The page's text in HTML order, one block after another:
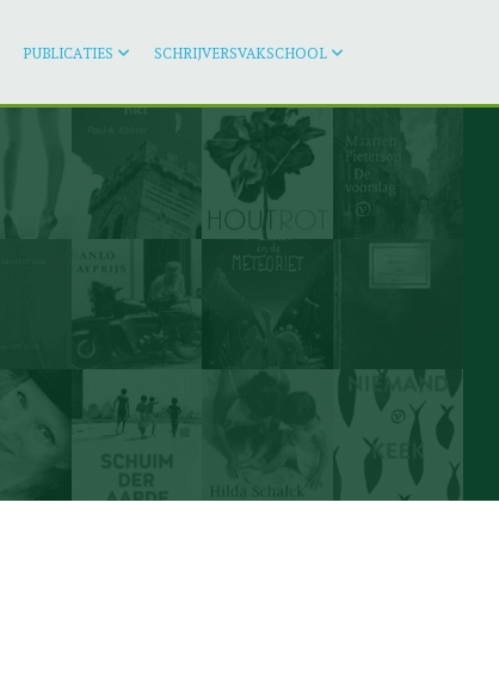
PUBLICATIES SCHRIJVERSVAKSCHOOL